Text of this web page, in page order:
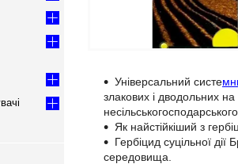
Універсальний систе
злакових і дводольних
Як найстійкіший з
Гербіцид суцільної
середовища.